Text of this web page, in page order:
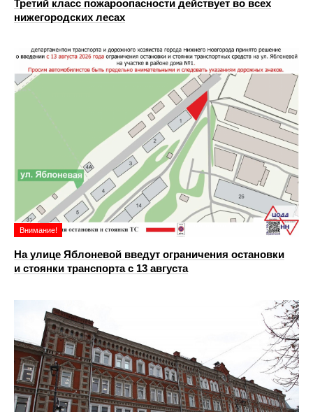
Третий класс пожароопасности действует во всех
нижегородских лесах
Внимание!
На улице Яблоневой введут ограничения остановки
и стоянки транспорта с 13 августа